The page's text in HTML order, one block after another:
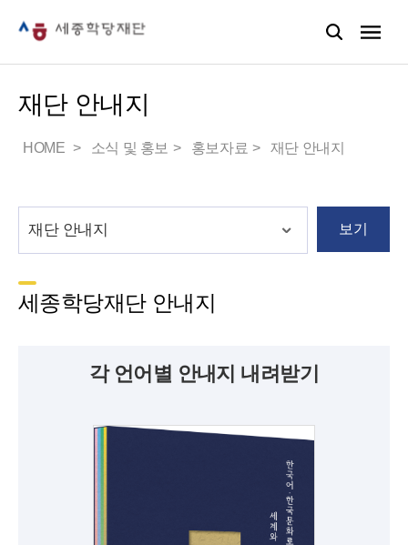
재단 안내지
HOME 소식 및 홍보 홍보자료 재단 안내지
보기
세종학당재단 안내지
각 언어별 안내지 내려받기